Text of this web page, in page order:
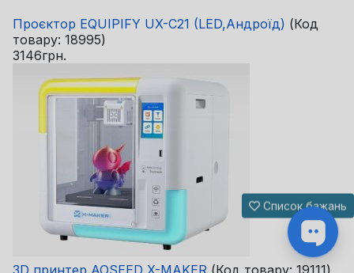
Проєктор EQUIPIFY UX-C21 (LED,Андроїд) (Код
товару: 18995)
3146грн.
3D принтер AOSEED X-MAKER (Код товару: 19111)
Список бажань